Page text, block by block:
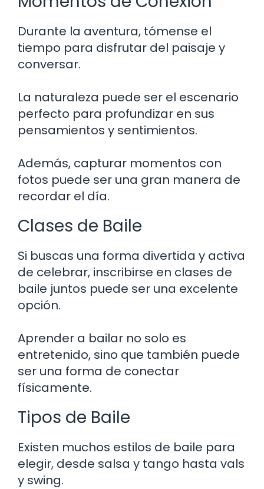
Durante la aventura, tómense el
tiempo para disfrutar del paisaje y
conversar.
La naturaleza puede ser el escenario
perfecto para profundizar en sus
pensamientos y sentimientos.
Además, capturar momentos con
fotos puede ser una gran manera de
recordar el día.
Clases de Baile
Si buscas una forma divertida y activa
de celebrar, inscribirse en clases de
baile juntos puede ser una excelente
opción.
Aprender a bailar no solo es
entretenido, sino que también puede
ser una forma de conectar
físicamente.
Tipos de Baile
Existen muchos estilos de baile para
elegir, desde salsa y tango hasta vals
y swing.